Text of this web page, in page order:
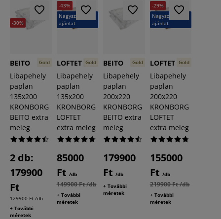
-30%
Gold
BEITO
Libapehely
paplan
135x200
KRONBORG
BEITO extra
meleg
2 db:
179900
Ft
129900 Ft /db
+ További
méretek
-43%
Nagyszerű
ajánlat
Gold
LOFTET
Libapehely
paplan
135x200
KRONBORG
LOFTET
extra meleg
85000
Ft /db
149900 Ft /db
+ További
méretek
Gold
BEITO
Libapehely
paplan
200x220
KRONBORG
BEITO extra
meleg
179900
Ft /db
+ További
méretek
-29%
Nagyszerű
ajánlat
Gold
LOFTET
Libapehely
paplan
200x220
KRONBORG
LOFTET
extra meleg
155000
Ft /db
219900 Ft /db
+ További
méretek